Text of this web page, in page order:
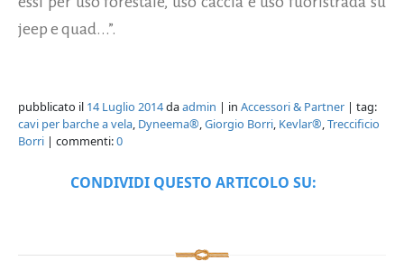
jeep e quad...”.
pubblicato il 14 Luglio 2014daadmin | in Accessori & Partner | tag:
cavi per barche a vela, Dyneema®,Giorgio Borri, Kevlar®,Treccificio
Borri | commenti:0
CONDIVIDI QUESTO ARTICOLO SU: